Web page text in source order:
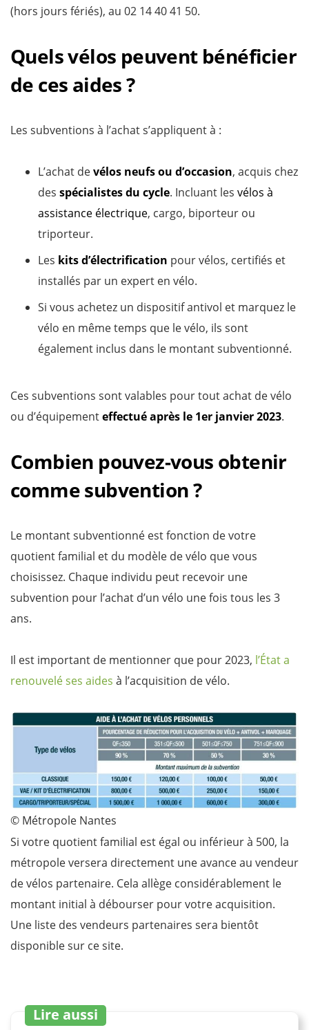
(hors jours fériés), au 02 14 40 41 50.
Quels vélos peuvent bénéficier
de ces aides ?
Les subventions à l’achat s’appliquent à :
L’achat devélos neufs ou d’occasion, acquis chez
des spécialistes du cycle. Incluant les vélos à
assistance électrique, cargo, biporteur ou
triporteur.
Les kits d’électrification pour vélos, certifiés et
installés par un expert en vélo.
Si vous achetez un dispositif antivol et marquez le
vélo en même temps que le vélo, ils sont
également inclus dans le montant subventionné.
Ces subventions sont valables pour tout achat de vélo
ou d’équipementeffectué après le 1er janvier 2023.
Combien pouvez-vous obtenir
comme subvention ?
Le montant subventionné est fonction de votre
quotient familial et du modèle de vélo que vous
choisissez. Chaque individu peut recevoir une
subvention pour l’achat d’un vélo une fois tous les 3
ans.
Il est important de mentionner que pour 2023, l’État a
renouvelé ses aides à l’acquisition de vélo.
© Métropole Nantes
Si votre quotient familial est égal ou inférieur à 500, la
métropole versera directement une avance au vendeur
de vélos partenaire. Cela allège considérablement le
montant initial à débourser pour votre acquisition.
Une liste des vendeurs partenaires sera bientôt
disponible sur ce site.
Lire aussi